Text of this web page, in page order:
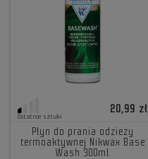
Ostatnie sztuki
20,99 zł
Płyn do prania odzieży
termoaktywnej Nikwax Base
Wash 300ml